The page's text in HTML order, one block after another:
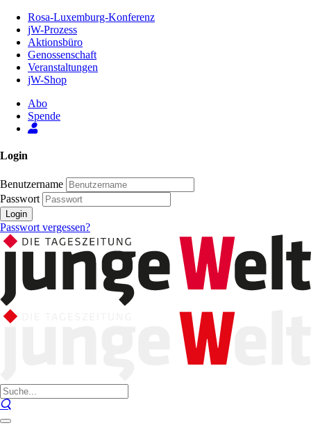
Inhalt
Seite
Rosa-Luxemburg-Konferenz
jW-Prozess
Aktionsbüro
Genossenschaft
Veranstaltungen
jW-Shop
Abo
Spende
Login
Benutzername
Passwort
Login
Passwort vergessen?